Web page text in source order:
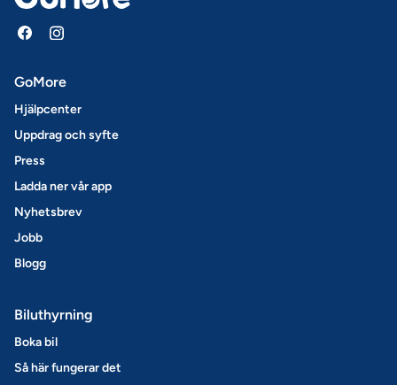
GoMore
Hjälpcenter
Uppdrag och syfte
Press
Ladda ner vår app
Nyhetsbrev
Jobb
Blogg
Biluthyrning
Boka bil
Så här fungerar det